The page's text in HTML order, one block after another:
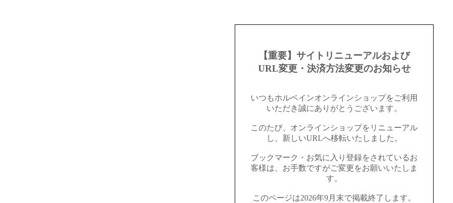
【重要】サイトリニューアルおよび
URL変更・決済方法変更のお知らせ
いつもホルベインオンラインショップをご利用
いただき誠にありがとうございます。
このたび、オンラインショップをリニューアル
し、新しいURLへ移転いたしました。
ブックマーク・お気に入り登録をされているお
客様は、お手数ですがご変更をお願いいたしま
す。
このページは2026年9月末で掲載終了します。